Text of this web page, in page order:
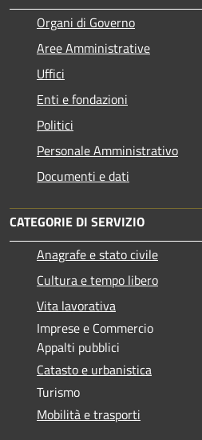
Organi di Governo
Aree Amministrative
Uffici
Enti e fondazioni
Politici
Personale Amministrativo
Documenti e dati
CATEGORIE DI SERVIZIO
Anagrafe e stato civile
Cultura e tempo libero
Vita lavorativa
Imprese e Commercio
Appalti pubblici
Catasto e urbanistica
Turismo
Mobilità e trasporti